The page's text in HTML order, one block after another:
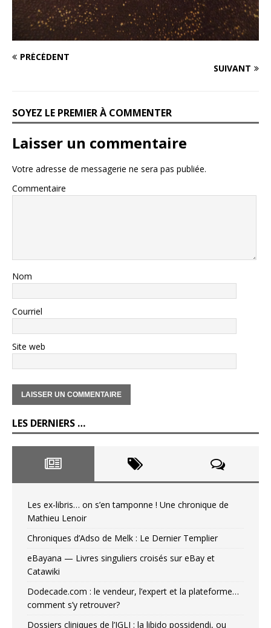
PRÉCÉDENT
SUIVANT
SOYEZ LE PREMIER À COMMENTER
Laisser un commentaire
Votre adresse de messagerie ne sera pas publiée.
Commentaire
Nom
Courriel
Site web
LES DERNIERS …
Les ex-libris… on s’en tamponne ! Une chronique de
Mathieu Lenoir
Chroniques d’Adso de Melk : Le Dernier Templier
eBayana — Livres singuliers croisés sur eBay et
Catawiki
Dodecade.com : le vendeur, l’expert et la plateforme…
comment s’y retrouver?
Dossiers cliniques de l’IGLI : la libido possidendi, ou